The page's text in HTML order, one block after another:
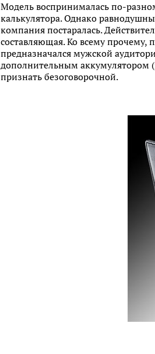
Модель воспринималась по-
калькулятора. Однако
компания постаралась.
составляющая. Ко всему прочему,
предназначался мужской
дополнительным аккумулятором
признать безоговорочной.